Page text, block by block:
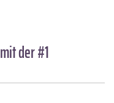
mit der #1